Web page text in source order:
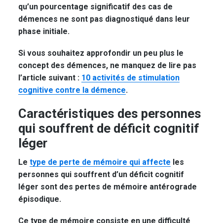
qu’un pourcentage significatif des cas de
démences ne sont pas diagnostiqué dans leur
phase initiale.
Si vous souhaitez approfondir un peu plus le
concept des démences, ne manquez de lire pas
l’article suivant : 10 activités de stimulation
cognitive contre la démence.
Caractéristiques des personnes
qui souffrent de déficit cognitif
léger
Letype de perte de mémoire qui affecte les
personnes qui souffrent d’un déficit cognitif
léger sont des pertes de mémoire antérograde
épisodique.
Ce type de mémoire consiste en une difficulté